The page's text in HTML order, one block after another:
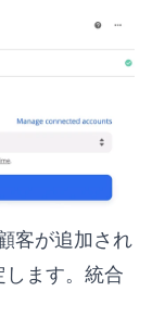
客が追加され
します。統合